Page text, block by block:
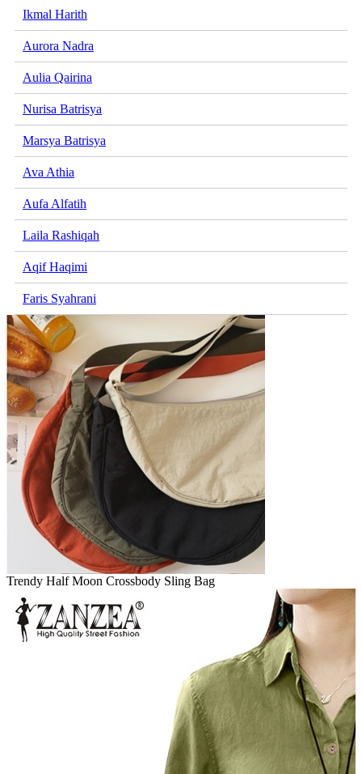
Ikmal Harith
Aurora Nadra
Aulia Qairina
Nurisa Batrisya
Marsya Batrisya
Ava Athia
Aufa Alfatih
Laila Rashiqah
Aqif Haqimi
Faris Syahrani
Trendy Half Moon Crossbody Sling Bag